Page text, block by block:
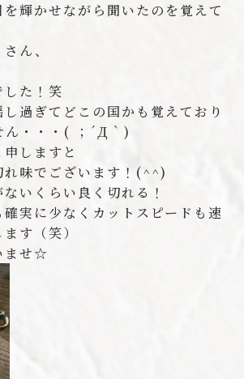
輝かせながら聞いたのを覚えて
ん、
た！笑
過ぎてどこの国かも覚えており
ん・・・( ；´Д｀)
しますと
れ味でございます！(^^)
いくらい良く切れる！
実に少なくカットスピードも速
す（笑）
ませ☆